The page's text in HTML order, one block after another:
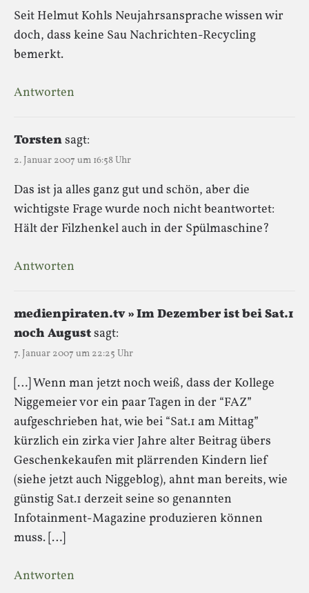
Seit Helmut Kohls Neujahrsansprache wissen wir
doch, dass keine Sau Nachrichten-Recycling
bemerkt.
Antworten
Torstensagt:
2. Januar 2007 um 16:58 Uhr
Das ist ja alles ganz gut und schön, aber die
wichtigste Frage wurde noch nicht beantwortet:
Hält der Filzhenkel auch in der Spülmaschine?
Antworten
medienpiraten.tv » Im Dezember ist bei Sat.1
noch Augustsagt:
7. Januar 2007 um 22:25 Uhr
[…] Wenn man jetzt noch weiß, dass der Kollege
Niggemeier vor ein paar Tagen in der “FAZ”
aufgeschrieben hat, wie bei “Sat.1 am Mittag”
kürzlich ein zirka vier Jahre alter Beitrag übers
Geschenkekaufen mit plärrenden Kindern lief
(siehe jetzt auch Niggeblog), ahnt man bereits, wie
günstig Sat.1 derzeit seine so genannten
Infotainment-Magazine produzieren können
muss. […]
Antworten